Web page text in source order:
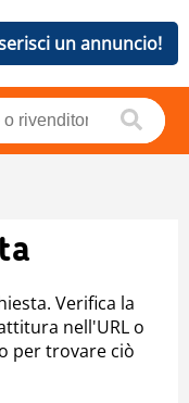
un annuncio!
Verifica la
nell'URL o
per trovare ciò